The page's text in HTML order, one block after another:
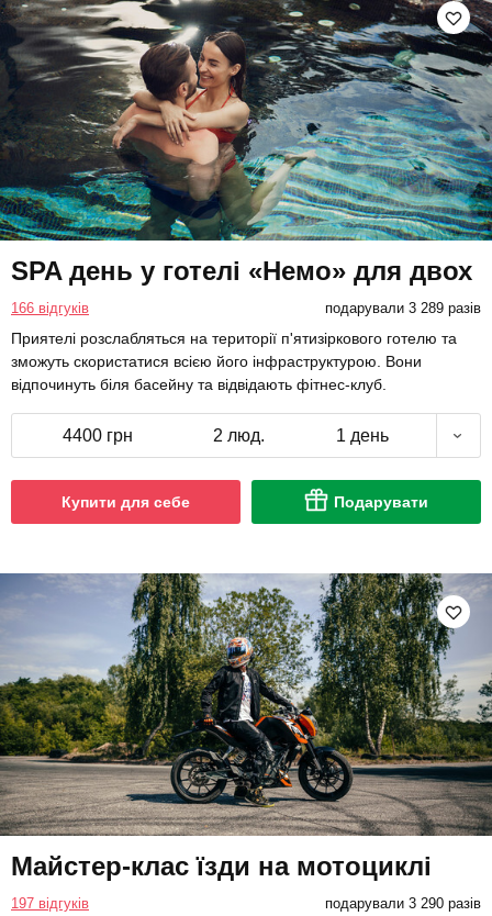
SPA день у готелі «Немо» для двох
166 відгуків подарували 3 289 разів
Приятелі розслабляться на території п'ятизіркового готелю та
зможуть скористатися всією його інфраструктурою. Вони
відпочинуть біля басейну та відвідають фітнес-клуб.
4400 грн 2 люд. 1 день
Купити для себе Подарувати
Майстер-клас їзди на мотоциклі
197 відгуків подарували 3 290 разів